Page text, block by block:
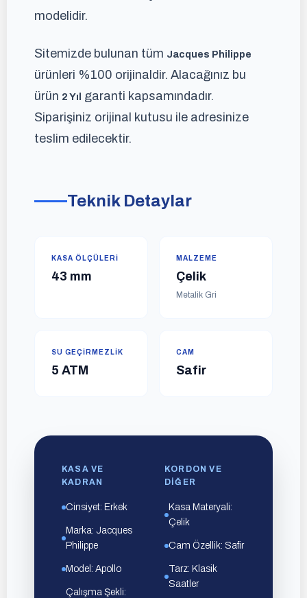
modelidir.
Sitemizde bulunan tüm Jacques Philippe
ürünleri %100 orijinaldir. Alacağınız bu
ürün 2 Yıl
garanti kapsamındadır.
Siparişiniz orijinal kutusu ile adresinize
teslim edilecektir.
Teknik Detaylar
KASA ÖLÇÜLERI
43 mm
MALZEME
Çelik
Metalik Gri
SU GEÇIRMEZLIK
5 ATM
CAM
Safir
KASA VE
KADRAN
Cinsiyet: Erkek
Marka: Jacques
Philippe
Model: Apollo
Çalışma Şekli:
KORDON VE
DIĞER
Kasa Materyali:
Çelik
Cam Özellik: Safir
Tarz: Klasik
Saatler